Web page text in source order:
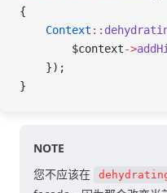
{
    Context
::
        $context
->
    });
}
NOTE
您不应该在